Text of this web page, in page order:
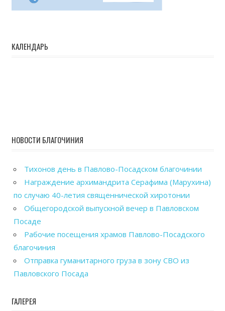
КАЛЕНДАРЬ
НОВОСТИ БЛАГОЧИНИЯ
Тихонов день в Павлово-Посадском благочинии
Награждение архимандрита Серафима (Марухина)
по случаю 40-летия священнической хиротонии
Общегородской выпускной вечер в Павловском
Посаде
Рабочие посещения храмов Павлово-Посадского
благочиния
Отправка гуманитарного груза в зону СВО из
Павловского Посада
ГАЛЕРЕЯ